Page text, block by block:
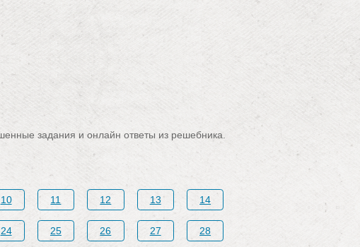
задания и онлайн ответы из решебника.
10 11 12 13 14
24 25 26 27 28